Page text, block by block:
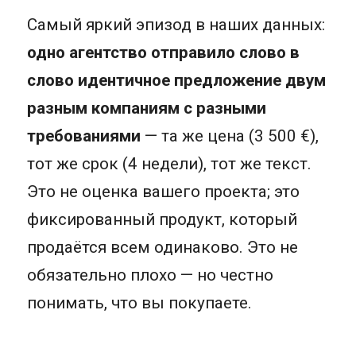
Самый яркий эпизод в наших данных:
одно агентство отправило слово в
слово идентичное предложение двум
разным компаниям с разными
требованиями — та же цена (3 500 €),
тот же срок (4 недели), тот же текст.
Это не оценка вашего проекта; это
фиксированный продукт, который
продаётся всем одинаково. Это не
обязательно плохо — но честно
понимать, что вы покупаете.